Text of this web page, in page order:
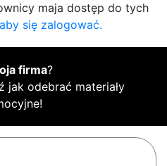
maja dostęp do tych
się zalogować.
firma?
jak odebrać materiały